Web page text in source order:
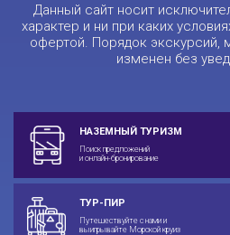
Данный сайт носит
характер и ни при каких
офертой. Порядок экскурсий,
изменен без
НАЗЕМНЫЙ ТУРИЗМ
Поиск предложений
и онлайн-бронирование
ТУР-ПИР
Путешествуйте с нами и
выигрывайте Морской круиз